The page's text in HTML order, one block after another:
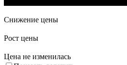
Снижение цены
Рост цены
Цена не изменилась